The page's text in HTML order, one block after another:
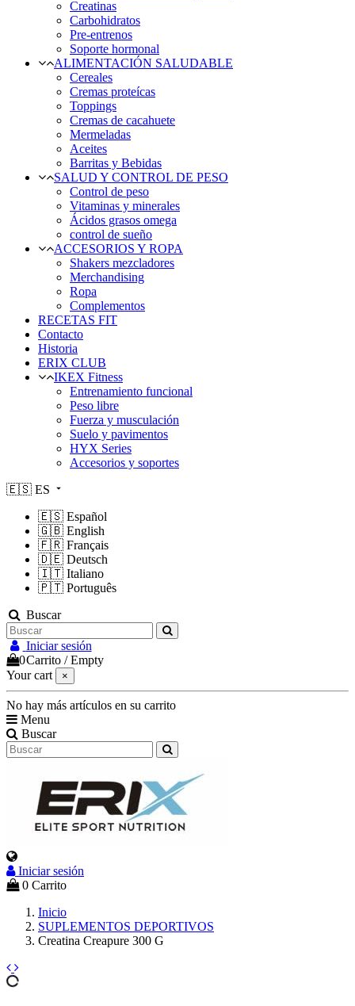
Creatinas
Carbohidratos
Pre-entrenos
Soporte hormonal
ALIMENTACIÓN SALUDABLE
Cereales
Cremas proteícas
Toppings
Cremas de cacahuete
Mermeladas
Aceites
Barritas y Bebidas
SALUD Y CONTROL DE PESO
Control de peso
Vitaminas y minerales
Ácidos grasos omega
control de sueño
ACCESORIOS Y ROPA
Shakers mezcladores
Merchandising
Ropa
Complementos
RECETAS FIT
Contacto
Historia
ERIX CLUB
IKEX Fitness
Entrenamiento funcional
Peso libre
Fuerza y musculación
Suelo y pavimentos
HYX Series
Accesorios y soportes
🇪🇸 ES
🇪🇸 Español
🇬🇧 English
🇫🇷 Français
🇩🇪 Deutsch
🇮🇹 Italiano
🇵🇹 Português
Buscar
Iniciar sesión
0Carrito /Empty
Your cart
×
No hay más artículos en su carrito
Menu
Buscar
Iniciar sesión
0 Carrito
Inicio
SUPLEMENTOS DEPORTIVOS
Creatina Creapure 300 G